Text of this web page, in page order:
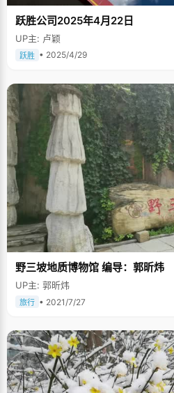
跃胜公司2025年4月22日
UP主: 卢颖
跃胜 • 2025/4/29
野三坡地质博物馆 编导：郭昕炜
UP主: 郭昕炜
旅行 • 2021/7/27